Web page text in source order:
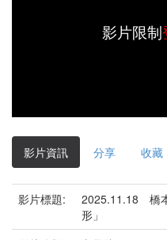
影片限制
影片資訊 分享 收藏
影片標題:
2025.11.18 橋
形」